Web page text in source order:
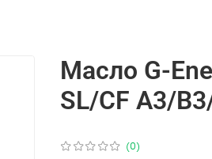
(0)
Масло G-
SL/CF A3/